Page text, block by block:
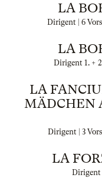
LA
Dirigent | 6
LA
Dirigent 1. +
LA
MÄDCHEN
Dirigent | 3
LA
Dirigent